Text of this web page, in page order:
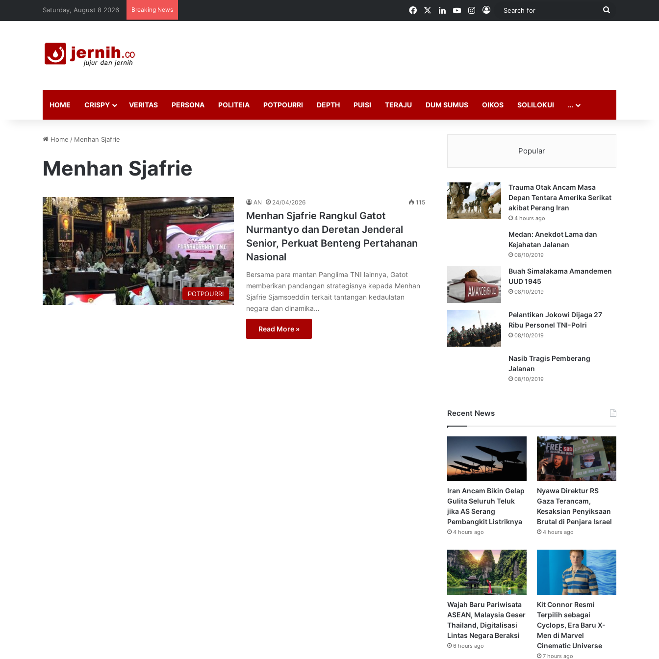
Saturday, August 8 2026 Breaking News FacebookLinkedInYouTubeInstagram
Log In
Search
HOME CRISPY VERITAS PERSONA POLITEIA POTPOURRI DEPTH PUISI TERAJU DUM SUMUS OIKOS SOLILOKUI …
Home / Menhan Sjafrie
Menhan Sjafrie
POTPOURRI
AN 24/04/2026 115
Menhan Sjafrie Rangkul Gatot
Nurmantyo dan Deretan Jenderal
Senior, Perkuat Benteng Pertahanan
Nasional
Bersama para mantan Panglima TNI lainnya, Gatot
memberikan pandangan strategisnya kepada Menhan
Sjafrie Sjamsoeddin terkait tantangan kedaulatan
negara dan dinamika…
Read More »
Popular
Trauma Otak Ancam Masa
Depan Tentara Amerika Serikat
akibat Perang Iran
4 hours ago
Medan: Anekdot Lama dan
Kejahatan Jalanan
08/10/2019
Buah Simalakama Amandemen
UUD 1945
08/10/2019
Pelantikan Jokowi Dijaga 27
Ribu Personel TNI-Polri
08/10/2019
Nasib Tragis Pemberang
Jalanan
08/10/2019
Recent News
Iran Ancam Bikin Gelap
Gulita Seluruh Teluk
jika AS Serang
Pembangkit Listriknya
4 hours ago
Nyawa Direktur RS
Gaza Terancam,
Kesaksian Penyiksaan
Brutal di Penjara Israel
4 hours ago
Wajah Baru Pariwisata
ASEAN, Malaysia Geser
Thailand, Digitalisasi
Lintas Negara Beraksi
6 hours ago
Kit Connor Resmi
Terpilih sebagai
Cyclops, Era Baru X-
Men di Marvel
Cinematic Universe
7 hours ago